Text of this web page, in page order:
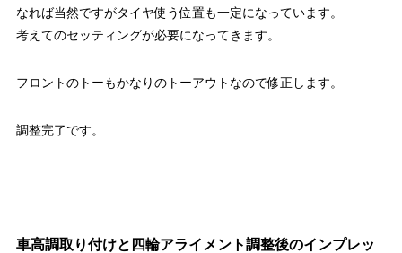
なれば当然ですがタイヤ使う位置も一定になっています。
考えてのセッティングが必要になってきます。
フロントのトーもかなりのトーアウトなので修正します。
調整完了です。
車高調取り付けと四輪アライメント調整後のインプレッ